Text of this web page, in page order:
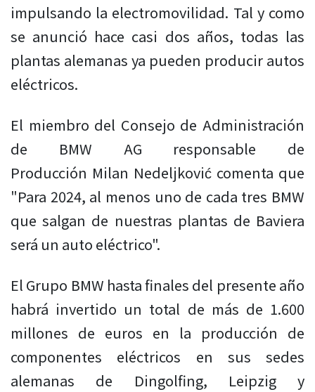
impulsando la electromovilidad. Tal y como
se anunció hace casi dos años, todas las
plantas alemanas ya pueden producir autos
eléctricos.
El miembro del Consejo de Administración
de BMW AG responsable de
Producción Milan Nedeljković comenta que
"Para 2024, al menos uno de cada tres BMW
que salgan de nuestras plantas de Baviera
será un auto eléctrico".
El Grupo BMW hasta finales del presente año
habrá invertido un total de más de 1.600
millones de euros en la producción de
componentes eléctricos en sus sedes
alemanas de Dingolfing, Leipzig y